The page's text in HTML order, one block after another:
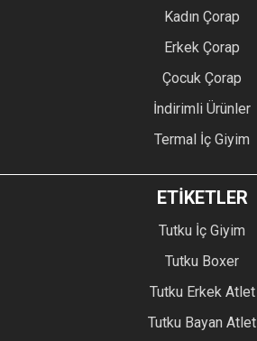
Kadın Çorap
Erkek Çorap
Çocuk Çorap
İndirimli Ürünler
Termal İç Giyim
ETİKETLER
Tutku İç Giyim
Tutku Boxer
Tutku Erkek Atlet
Tutku Bayan Atlet